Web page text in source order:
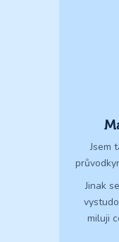
Jsem
Jinak
miluji